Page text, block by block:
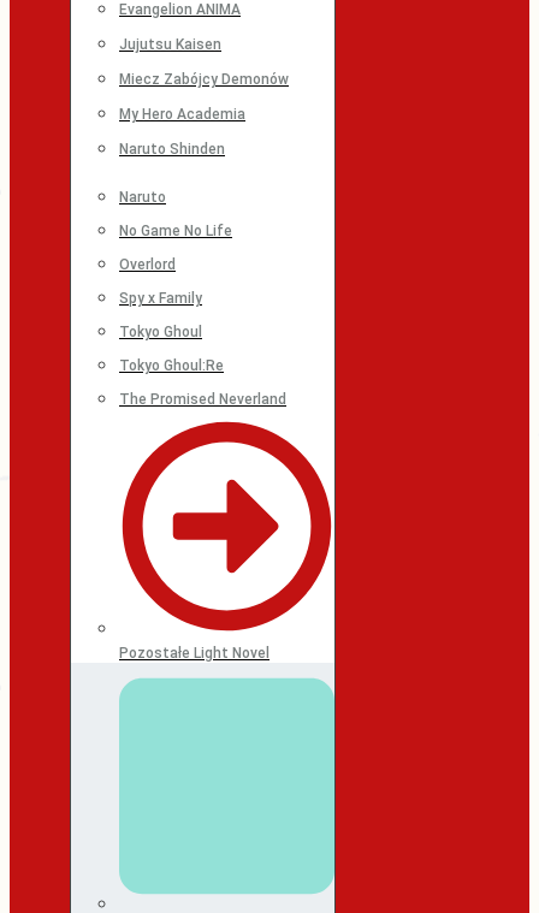
Evangelion ANIMA
Jujutsu Kaisen
Miecz Zabójcy Demonów
My Hero Academia
Naruto Shinden
Naruto
No Game No Life
Overlord
Spy x Family
Tokyo Ghoul
Tokyo Ghoul:Re
The Promised Neverland
Pozostałe Light Novel